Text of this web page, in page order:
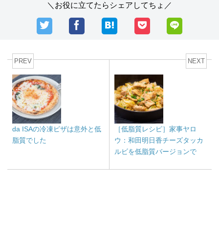
＼お役に立てたらシェアしてちょ／
PREV
da ISAの冷凍ピザは意外と低
脂質でした
NEXT
［低脂質レシピ］家事ヤロ
ウ：和田明日香チーズタッカ
ルビを低脂質バージョンで